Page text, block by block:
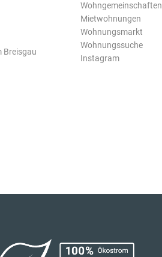
Breisgau
Wohngemeinschaften
Mietwohnungen
Wohnungsmarkt
Wohnungssuche
Instagram